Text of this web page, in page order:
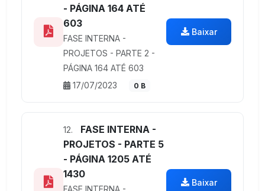
- PÁGINA 164 ATÉ
603
FASE INTERNA -
PROJETOS - PARTE 2 -
PÁGINA 164 ATÉ 603
17/07/2023
0 B
Baixar
12.
FASE INTERNA -
PROJETOS - PARTE 5
- PÁGINA 1205 ATÉ
1430
FASE INTERNA -
Baixar